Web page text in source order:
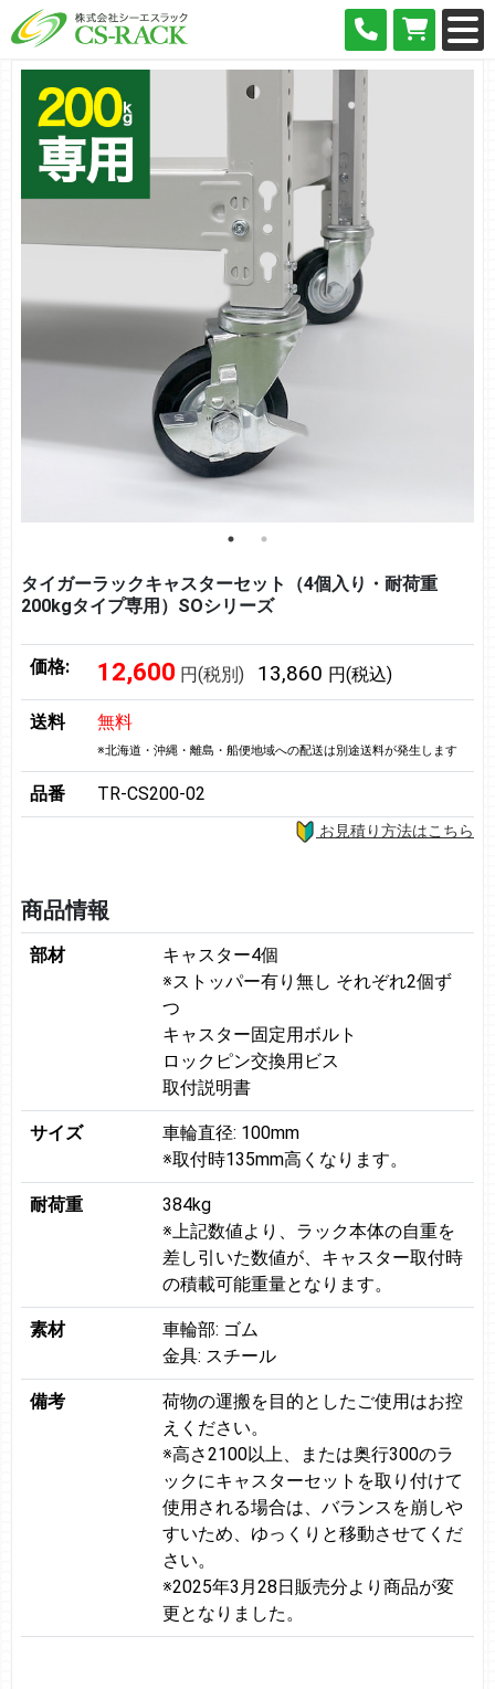
タイガーラックキャスターセット（4個入り・耐荷重
200kgタイプ専用）SOシリーズ
価格: 12,600 円(税別) 13,860 円(税込)
送料 無料
※北海道・沖縄・離島・船便地域への配送は別途送料が発生します
品番 TR-CS200-02
お見積り方法はこちら
商品情報
部材
キャスター4個
※ストッパー有り無し それぞれ2個ず
つ
キャスター固定用ボルト
ロックピン交換用ビス
取付説明書
サイズ
車輪直径: 100mm
※取付時135mm高くなります。
耐荷重
384kg
※上記数値より、ラック本体の自重を
差し引いた数値が、キャスター取付時
の積載可能重量となります。
素材
車輪部: ゴム
金具: スチール
備考
荷物の運搬を目的としたご使用はお控
えください。
※高さ2100以上、または奥行300のラ
ックにキャスターセットを取り付けて
使用される場合は、バランスを崩しや
すいため、ゆっくりと移動させてくだ
さい。
※2025年3月28日販売分より商品が変
更となりました。